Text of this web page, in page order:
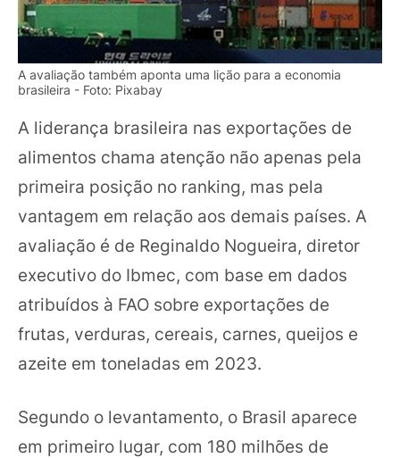
A avaliação também aponta uma lição para a economia
brasileira - Foto: Pixabay
A liderança brasileira nas exportações de
alimentos chama atenção não apenas pela
primeira posição no ranking, mas pela
vantagem em relação aos demais países. A
avaliação é de Reginaldo Nogueira, diretor
executivo do Ibmec, com base em dados
atribuídos à FAO sobre exportações de
frutas, verduras, cereais, carnes, queijos e
azeite em toneladas em 2023.
Segundo o levantamento, o Brasil aparece
em primeiro lugar, com 180 milhões de